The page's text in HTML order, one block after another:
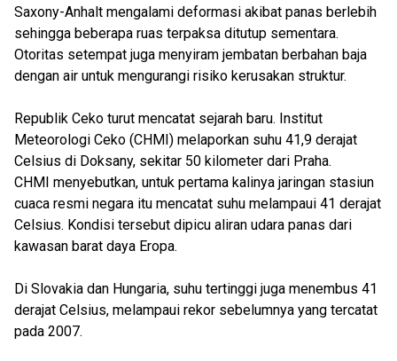
Saxony-Anhalt mengalami deformasi akibat panas berlebih
sehingga beberapa ruas terpaksa ditutup sementara.
Otoritas setempat juga menyiram jembatan berbahan baja
dengan air untuk mengurangi risiko kerusakan struktur.
Republik Ceko turut mencatat sejarah baru. Institut
Meteorologi Ceko (CHMI) melaporkan suhu 41,9 derajat
Celsius di Doksany, sekitar 50 kilometer dari Praha.
CHMI menyebutkan, untuk pertama kalinya jaringan stasiun
cuaca resmi negara itu mencatat suhu melampaui 41 derajat
Celsius. Kondisi tersebut dipicu aliran udara panas dari
kawasan barat daya Eropa.
Di Slovakia dan Hungaria, suhu tertinggi juga menembus 41
derajat Celsius, melampaui rekor sebelumnya yang tercatat
pada 2007.